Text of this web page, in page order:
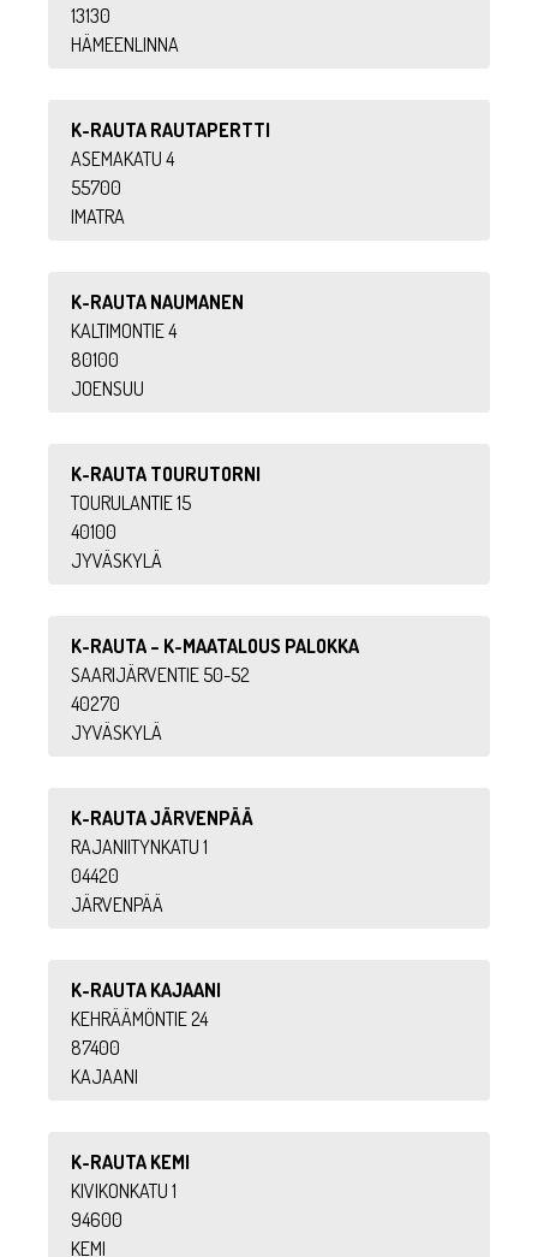
13130
HÄMEENLINNA
K-RAUTA RAUTAPERTTI
ASEMAKATU 4
55700
IMATRA
K-RAUTA NAUMANEN
KALTIMONTIE 4
80100
JOENSUU
K-RAUTA TOURUTORNI
TOURULANTIE 15
40100
JYVÄSKYLÄ
K-RAUTA – K-MAATALOUS PALOKKA
SAARIJÄRVENTIE 50-52
40270
JYVÄSKYLÄ
K-RAUTA JÄRVENPÄÄ
RAJANIITYNKATU 1
04420
JÄRVENPÄÄ
K-RAUTA KAJAANI
KEHRÄÄMÖNTIE 24
87400
KAJAANI
K-RAUTA KEMI
KIVIKONKATU 1
94600
KEMI